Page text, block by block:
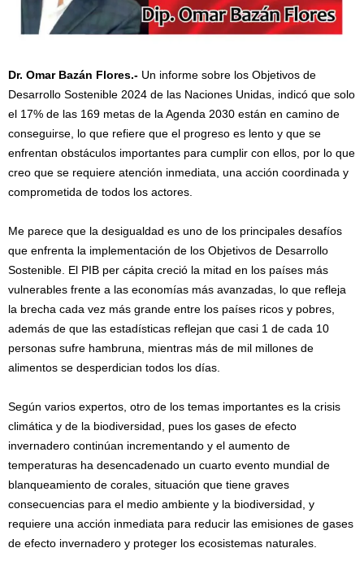
Dr. Omar Bazán Flores.- Un informe sobre los Objetivos de
Desarrollo Sostenible 2024 de las Naciones Unidas, indicó que solo
el 17% de las 169 metas de la Agenda 2030 están en camino de
conseguirse, lo que refiere que el progreso es lento y que se
enfrentan obstáculos importantes para cumplir con ellos, por lo que
creo que se requiere atención inmediata, una acción coordinada y
comprometida de todos los actores.
Me parece que la desigualdad es uno de los principales desafíos
que enfrenta la implementación de los Objetivos de Desarrollo
Sostenible. El PIB per cápita creció la mitad en los países más
vulnerables frente a las economías más avanzadas, lo que refleja
la brecha cada vez más grande entre los países ricos y pobres,
además de que las estadísticas reflejan que casi 1 de cada 10
personas sufre hambruna, mientras más de mil millones de
alimentos se desperdician todos los días.
Según varios expertos, otro de los temas importantes es la crisis
climática y de la biodiversidad, pues los gases de efecto
invernadero continúan incrementando y el aumento de
temperaturas ha desencadenado un cuarto evento mundial de
blanqueamiento de corales, situación que tiene graves
consecuencias para el medio ambiente y la biodiversidad, y
requiere una acción inmediata para reducir las emisiones de gases
de efecto invernadero y proteger los ecosistemas naturales.